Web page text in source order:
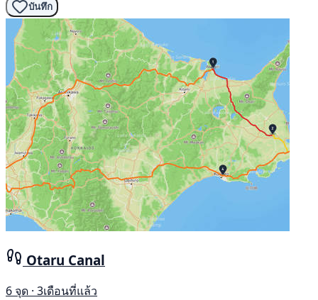
บันทึก
Otaru Canal
6 จุด · 3เดือนที่แล้ว